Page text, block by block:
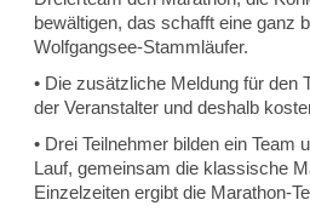
bewältigen, das schafft eine ganz
Wolfgangsee-Stammläufer.
• Die zusätzliche Meldung für den
der Veranstalter und deshalb
• Drei Teilnehmer bilden ein
Lauf, gemeinsam die klassische
Einzelzeiten ergibt die Marathon-